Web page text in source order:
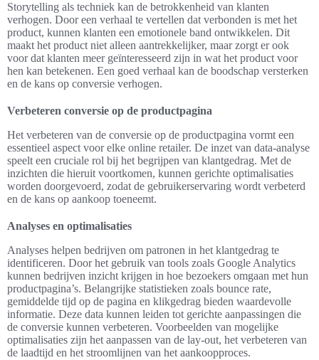
Storytelling als techniek kan de betrokkenheid van klanten
verhogen. Door een verhaal te vertellen dat verbonden is met het
product, kunnen klanten een emotionele band ontwikkelen. Dit
maakt het product niet alleen aantrekkelijker, maar zorgt er ook
voor dat klanten meer geïnteresseerd zijn in wat het product voor
hen kan betekenen. Een goed verhaal kan de boodschap versterken
en de kans op conversie verhogen.
Verbeteren conversie op de productpagina
Het verbeteren van de conversie op de productpagina vormt een
essentieel aspect voor elke online retailer. De inzet van data-analyse
speelt een cruciale rol bij het begrijpen van klantgedrag. Met de
inzichten die hieruit voortkomen, kunnen gerichte optimalisaties
worden doorgevoerd, zodat de gebruikerservaring wordt verbeterd
en de kans op aankoop toeneemt.
Analyses en optimalisaties
Analyses helpen bedrijven om patronen in het klantgedrag te
identificeren. Door het gebruik van tools zoals Google Analytics
kunnen bedrijven inzicht krijgen in hoe bezoekers omgaan met hun
productpagina’s. Belangrijke statistieken zoals bounce rate,
gemiddelde tijd op de pagina en klikgedrag bieden waardevolle
informatie. Deze data kunnen leiden tot gerichte aanpassingen die
de conversie kunnen verbeteren. Voorbeelden van mogelijke
optimalisaties zijn het aanpassen van de lay-out, het verbeteren van
de laadtijd en het stroomlijnen van het aankoopproces.